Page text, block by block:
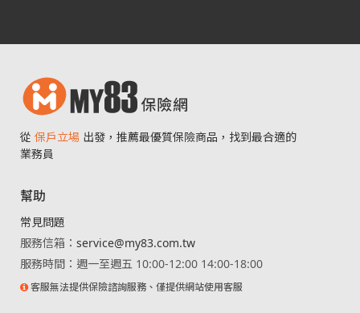
從 保戶立場 出發，推薦最優質保險商品，找到最合適的
業務員
幫助
常見問題
服務信箱： service@my83.com.tw
服務時間：週一至週五 10:00-12:00 14:00-18:00
客服無法提供保險諮詢服務、僅提供網站使用客服